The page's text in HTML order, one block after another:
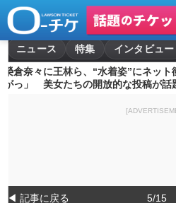
ニュース 特集 インタビュー
榮倉奈々に王林ら、“水着姿”にネッ
がっ」 美女たちの開放的な投稿が話
◀ 記事に戻る 5/15